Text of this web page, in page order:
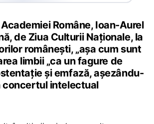
Române, Ioan-Aurel
de Ziua Culturii Naţionale, la
româneşti, „aşa cum sunt
limbii „ca un fagure de
şi emfază, aşezându-
concertul intelectual